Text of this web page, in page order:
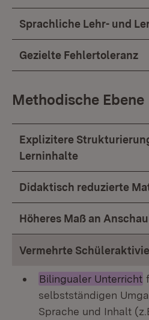
Sprachliche Lehr- und
Gezielte Fehlertoleranz
Methodische Ebene
Explizitere
Lerninhalte
Didaktisch reduzierte
Höheres Maß an
Vermehrte
Bilingualer Unterricht
selbstständigen
Sprache und Inhalt